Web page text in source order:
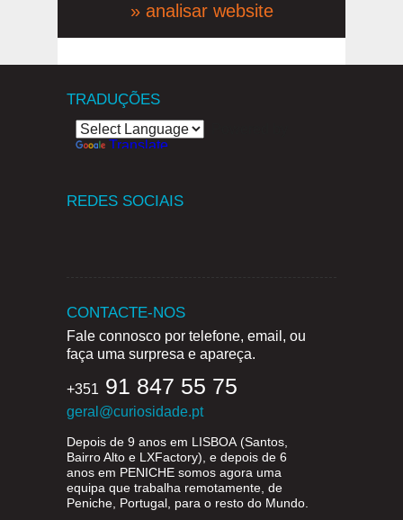
» analisar website
TRADUÇÕES
Translate
REDES SOCIAIS
CONTACTE-NOS
Fale connosco por telefone, email, ou
faça uma surpresa e apareça.
+351 91 847 55 75
geral@curiosidade.pt
Depois de 9 anos em LISBOA (Santos,
Bairro Alto e LXFactory), e depois de 6
anos em PENICHE somos agora uma
equipa que trabalha remotamente, de
Peniche, Portugal, para o resto do Mundo.